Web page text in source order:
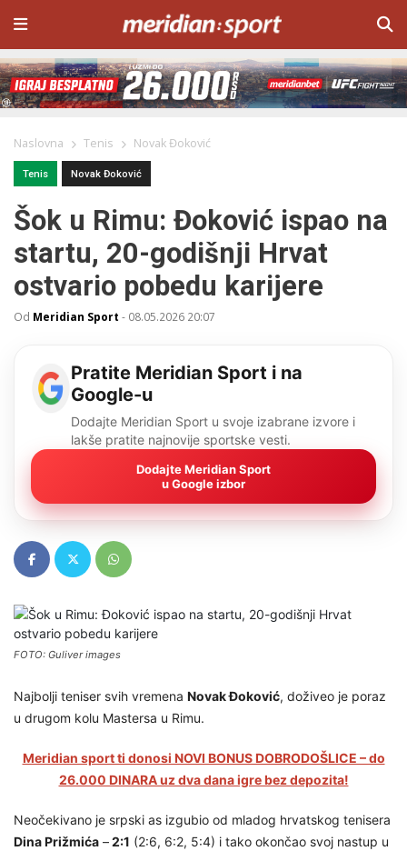
Naslovna Tenis Novak Đoković
Tenis Novak Đoković
Šok u Rimu: Đoković ispao na
startu, 20-godišnji Hrvat
ostvario pobedu karijere
Od Meridian Sport - 08.05.2026 20:07
Pratite Meridian Sport i na
Google-u
Dodajte Meridian Sport u svoje izabrane izvore i
lakše pratite najnovije sportske vesti.
Dodajte Meridian Sport
u Google izbor
FOTO: Guliver images
Najbolji teniser svih vremena Novak Đoković, doživeo je poraz
u drugom kolu Mastersa u Rimu.
Meridian sport ti donosi NOVI BONUS DOBRODOŠLICE – do
26.000 DINARA uz dva dana igre bez depozita!
Neočekivano je srpski as izgubio od mladog hrvatskog tenisera
Dina Prižmića –2:1 (2:6, 6:2, 5:4) i tako okončao svoj nastup u